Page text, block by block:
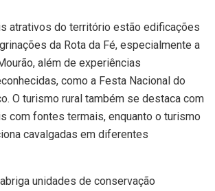
atrativos do território estão edificações
da Rota da Fé, especialmente a
além de experiências
como a Festa Nacional do
O turismo rural também se destaca com
com fontes termais, enquanto o turismo
cavalgadas em diferentes
unidades de conservação